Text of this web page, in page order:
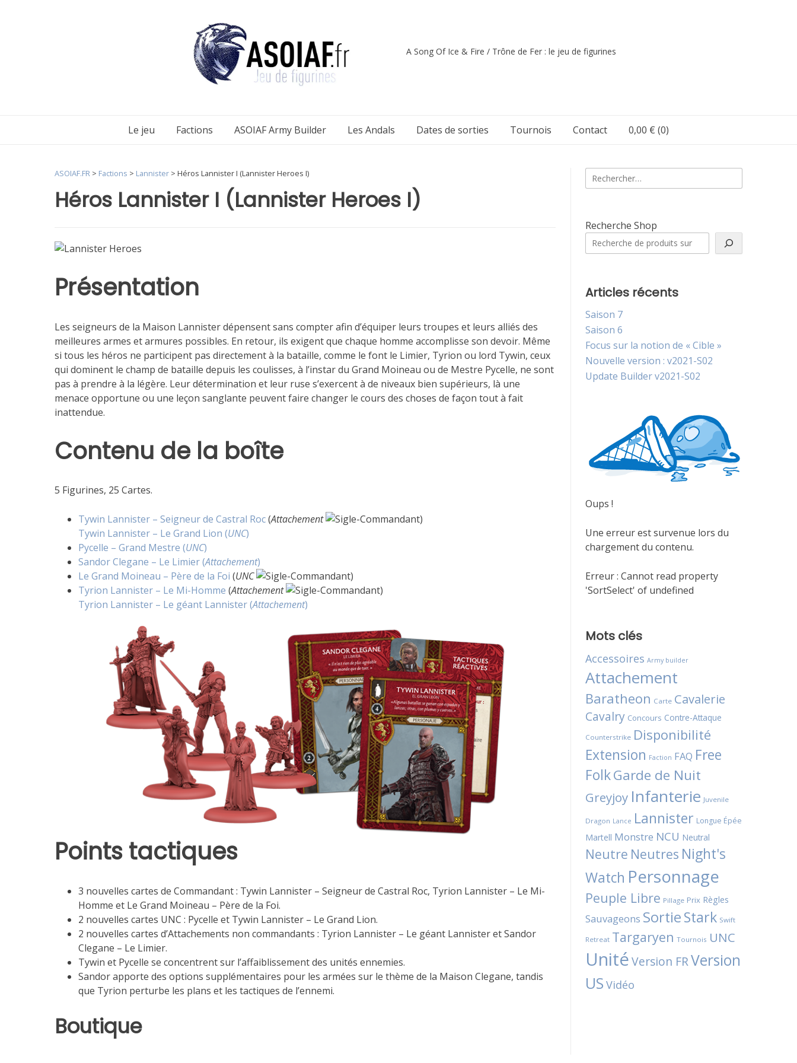
A Song Of Ice & Fire / Trône de Fer : le jeu de figurines
Le jeu Factions ASOIAF Army Builder Les Andals Dates de sorties Tournois Contact 0,00 € (0)
Héros Lannister I (Lannister Heroes I)
ASOIAF.FR > Factions > Lannister > Héros Lannister I (Lannister Heroes I)
Présentation
Les seigneurs de la Maison Lannister dépensent sans compter afin d’équiper leurs troupes et leurs alliés des
meilleures armes et armures possibles. En retour, ils exigent que chaque homme accomplisse son devoir. Même
si tous les héros ne participent pas directement à la bataille, comme le font le Limier, Tyrion ou lord Tywin, ceux
qui dominent le champ de bataille depuis les coulisses, à l’instar du Grand Moineau ou de Mestre Pycelle, ne sont
pas à prendre à la légère. Leur détermination et leur ruse s’exercent à de niveaux bien supérieurs, là une
menace opportune ou une leçon sanglante peuvent faire changer le cours des choses de façon tout à fait
inattendue.
Contenu de la boîte
5 Figurines, 25 Cartes.
Tywin Lannister – Seigneur de Castral Roc(Attachement
)
Tywin Lannister – Le Grand Lion (UNC)
Pycelle – Grand Mestre (UNC)
Sandor Clegane – Le Limier (Attachement)
Le Grand Moineau – Père de la Foi (UNC
)
Tyrion Lannister – Le Mi-Homme (Attachement
)
Tyrion Lannister – Le géant Lannister (Attachement)
Points tactiques
3 nouvelles cartes de Commandant : Tywin Lannister – Seigneur de Castral Roc, Tyrion Lannister – Le Mi-
Homme et Le Grand Moineau – Père de la Foi.
2 nouvelles cartes UNC : Pycelle et Tywin Lannister – Le Grand Lion.
2 nouvelles cartes d’Attachements non commandants : Tyrion Lannister – Le géant Lannister et Sandor
Clegane – Le Limier.
Tywin et Pycelle se concentrent sur l’affaiblissement des unités ennemies.
Sandor apporte des options supplémentaires pour les armées sur le thème de la Maison Clegane, tandis
que Tyrion perturbe les plans et les tactiques de l’ennemi.
Boutique
Rechercher :
Recherche Shop
Articles récents
Saison 7
Saison 6
Focus sur la notion de « Cible »
Nouvelle version : v2021-S02
Update Builder v2021-S02
Oups !
Une erreur est survenue lors du
chargement du contenu.
Erreur : Cannot read property
'SortSelect' of undefined
Mots clés
Accessoires Army builder
Attachement
Baratheon Carte Cavalerie
Cavalry Concours Contre-Attaque
Counterstrike Disponibilité
Extension Faction FAQ Free
FolkGarde de Nuit
Greyjoy Infanterie Juvenile
Dragon Lance Lannister Longue Épée
Martell Monstre NCU Neutral
Neutre Neutres Night's
Watch Personnage
Peuple Libre Pillage Prix Règles
Sauvageons SortieStark Swift
Retreat Targaryen Tournois UNC
UnitéVersion FRVersion
US Vidéo